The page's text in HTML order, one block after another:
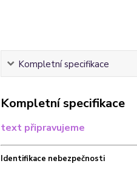
Kompletní specifikace
Kompletní specifikace
text připravujeme
Identifikace nebezpečnosti